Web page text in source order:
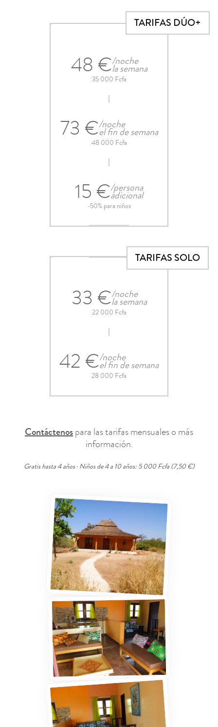
TARIFAS DÚO+
48 €/noche
la semana
35 000 Fcfa
73 €/noche
el fin de semana
48 000 Fcfa
15 €/persona
adicional
-50% para niños
TARIFAS SOLO
33 €/noche
la semana
22 000 Fcfa
42 €/noche
el fin de semana
28 000 Fcfa
Contáctenospara las tarifas mensuales o más
información.
Gratis hasta 4 años · Niños de 4 a 10 años: 5 000 Fcfa (7,50 €)